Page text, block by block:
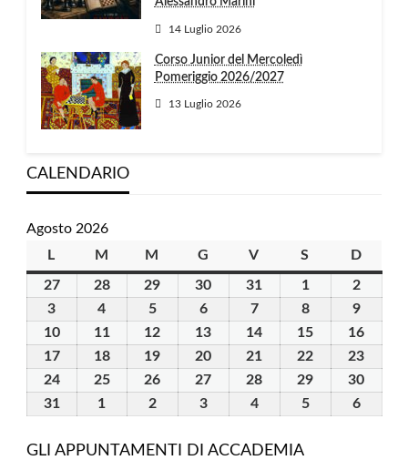
14 Luglio 2026
Corso Junior del Mercoledì
Pomeriggio 2026/2027
13 Luglio 2026
CALENDARIO
Agosto 2026
L
M martedì
M mercoledì
G giovedìV venerdì
S sabatoD
2727
Luglio
2026
2828
29 30 31 11
Agosto
2026
22
Agosto
2026
3
Agosto
2026
4
Agosto
2026
55
Agosto
2026
66
Agosto
2026
77
Agosto
2026
88
Agosto
2026
99
Agosto
2026
1010
Agosto
2026
1111
Agosto
2026
12
Agosto
13
Agosto
14
Agosto
15
Agosto
16
1717
Agosto
1818
Agosto
19
Agosto
20
Agosto
21
Agosto
22
Agosto
23
2424
Agosto
2525
Agosto
26
Agosto
27
Agosto
28
Agosto
29
Agosto
30
3131
2026
1
2026
22
2026
33
2026
44
2026
55
66
GLI APPUNTAMENTI DI ACCADEMIA